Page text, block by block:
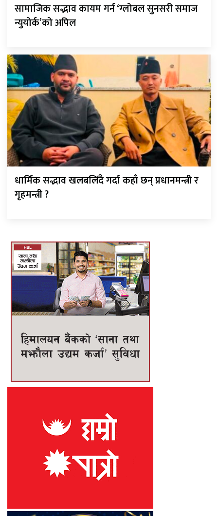
सामाजिक सद्भाव कायम गर्न ‘ग्लोबल सुनसरी समाज
न्युयोर्क’को अपिल
धार्मिक सद्भाव खलबलिँदै गर्दा कहाँ छन् प्रधानमन्त्री र
गृहमन्त्री ?